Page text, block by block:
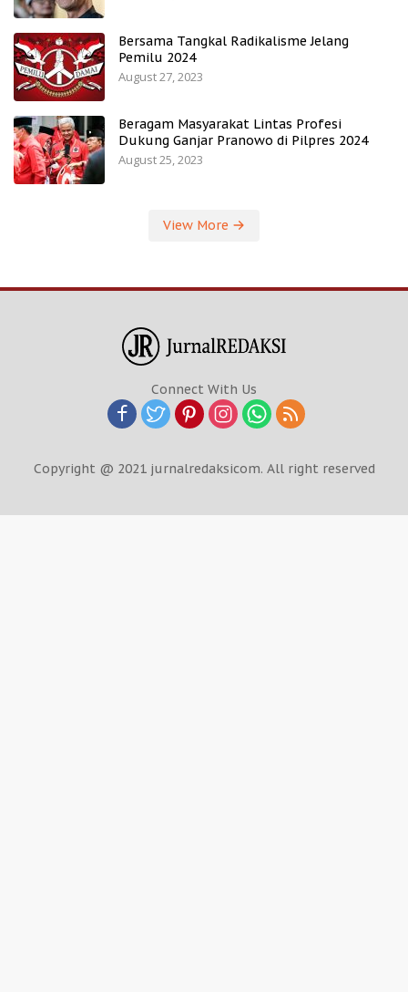
Bersama Tangkal Radikalisme Jelang
Pemilu 2024
August 27, 2023
Beragam Masyarakat Lintas Profesi
Dukung Ganjar Pranowo di Pilpres 2024
August 25, 2023
View More
Connect With Us
Copyright @ 2021 jurnalredaksicom. All right reserved